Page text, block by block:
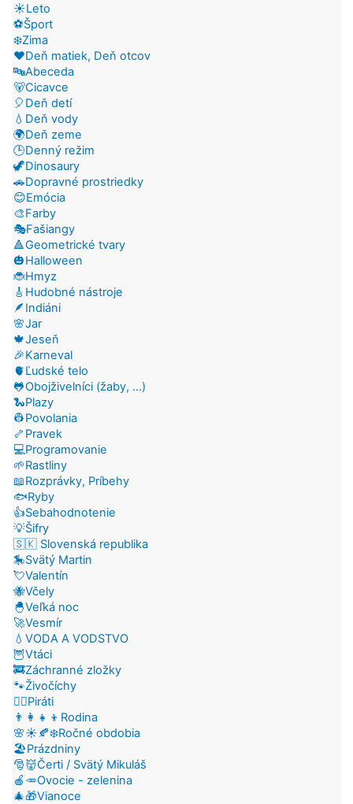
☀️Leto
⚽Šport
❄️Zima
❤️Deň matiek, Deň otcov
🔤Abeceda
🐻Cicavce
🎈Deň detí
💧Deň vody
🌍Deň zeme
🕒Denný režim
🦖Dinosaury
🚗Dopravné prostriedky
😊Emócia
🎨Farby
🎭Fašiangy
🔺Geometrické tvary
🎃Halloween
🐞Hmyz
🎸Hudobné nástroje
🪶Indiáni
🌸Jar
🍁Jeseň
🎉Karneval
🫀Ľudské telo
🐸Obojživelníci (žaby, ...)
🐍Plazy
👷Povolania
🦴Pravek
💻Programovanie
🌱Rastliny
📖Rozprávky, Príbehy
🐟Ryby
👍Sebahodnotenie
💡Šifry
🇸🇰 Slovenská republika
🎠Svätý Martin
💘Valentín
🐝Včely
🐣Veľká noc
🚀Vesmír
💧VODA A VODSTVO
🦉Vtáci
🚒Záchranné zložky
🐾Živočíchy
🏴‍☠️Piráti
👨‍👩‍👧‍👦Rodina
🌸☀️🍂❄️Ročné obdobia
🏖️Prázdniny
🎅👹Čerti / Svätý Mikuláš
🍎🥕Ovocie - zelenina
🎄🎁Vianoce